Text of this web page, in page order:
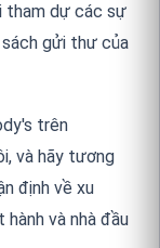
tham dự các sự
sách gửi thư của
trên
và hãy tương
định về xu
và nhà đầu